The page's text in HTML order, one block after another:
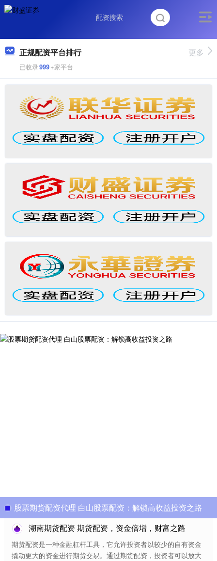
正规配资平台排行
已收录999+家平台
更多
股票期货配资代理 白山股票配资：解锁高收益投资之路
湖南期货配资 期货配资，资金倍增，财富之路
期货配资是一种金融杠杆工具，它允许投资者以较少的自有资金
撬动更大的资金进行期货交易。通过期货配资，投资者可以放大